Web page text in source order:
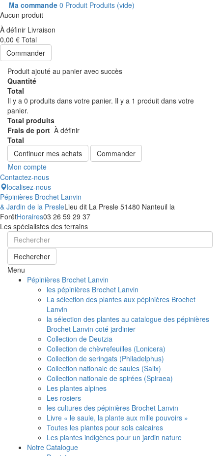
Ma commande 0 Produit Produits (vide)
Aucun produit
À définir Livraison
0,00 € Total
Commander
Produit ajouté au panier avec succès
Quantité
Total
Il y a 0 produits dans votre panier. Il y a 1 produit dans votre
panier.
Total produits
Frais de port À définir
Total
Continuer mes achats
Commander
Mon compte
Contactez-nous
localisez-nous
Pépinières Brochet Lanvin
& Jardin de la PresleLieu dit La Presle 51480 Nanteuil la
ForêtHoraires03 26 59 29 37
Les spécialistes des terrains
Rechercher
Menu
Pépinières Brochet Lanvin
les pépinières Brochet Lanvin
La sélection des plantes aux pépinières Brochet
Lanvin
la sélection des plantes au catalogue des pépinières
Brochet Lanvin coté jardinier
Collection de Deutzia
Collection de chèvrefeuilles (Lonicera)
Collection de seringats (Philadelphus)
Collection nationale de saules (Salix)
Collection nationale de spirées (Spiraea)
Les plantes alpines
Les rosiers
les cultures des pépinières Brochet Lanvin
Livre « le saule, la plante aux mille pouvoirs »
Toutes les plantes pour sols calcaires
Les plantes indigènes pour un jardin nature
Notre Catalogue